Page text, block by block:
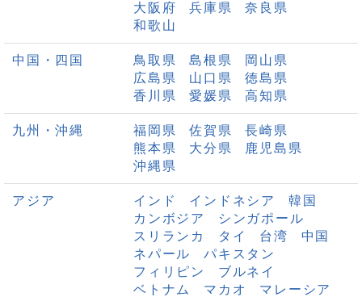
大阪府
兵庫県
奈良県
和歌山
中国・四国 鳥取県 島根県
岡山県
広島県
山口県
徳島県
香川県
愛媛県 高知県
九州・沖縄 福岡県 佐賀県
長崎県
熊本県
大分県
鹿児島県
沖縄県
アジア インド インドネシア
韓国
カンボジア
シンガポール
スリランカ
タイ 台湾
中国
ネパール
パキスタン
フィリピン
ブルネイ
ベトナム
マカオ
マレーシア